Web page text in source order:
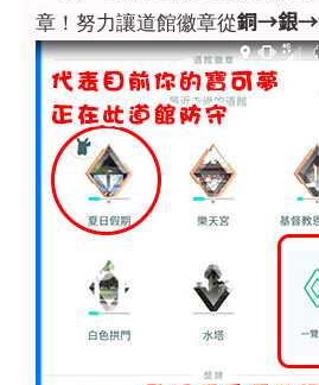
章！努力讓道館徽章從銅→銀→